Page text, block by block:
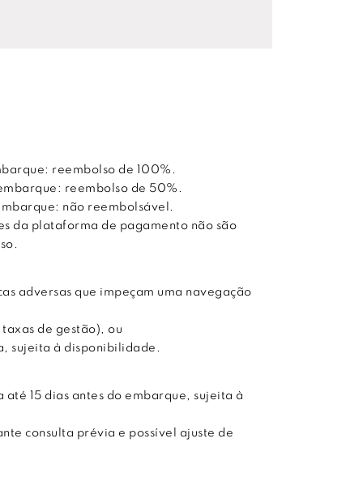
reembolso de 100%.
reembolso de 50%.
não reembolsável.
da plataforma de pagamento não são
adversas que impeçam uma navegação
de gestão), ou
sujeita à disponibilidade.
15 dias antes do embarque, sujeita à
consulta prévia e possível ajuste de